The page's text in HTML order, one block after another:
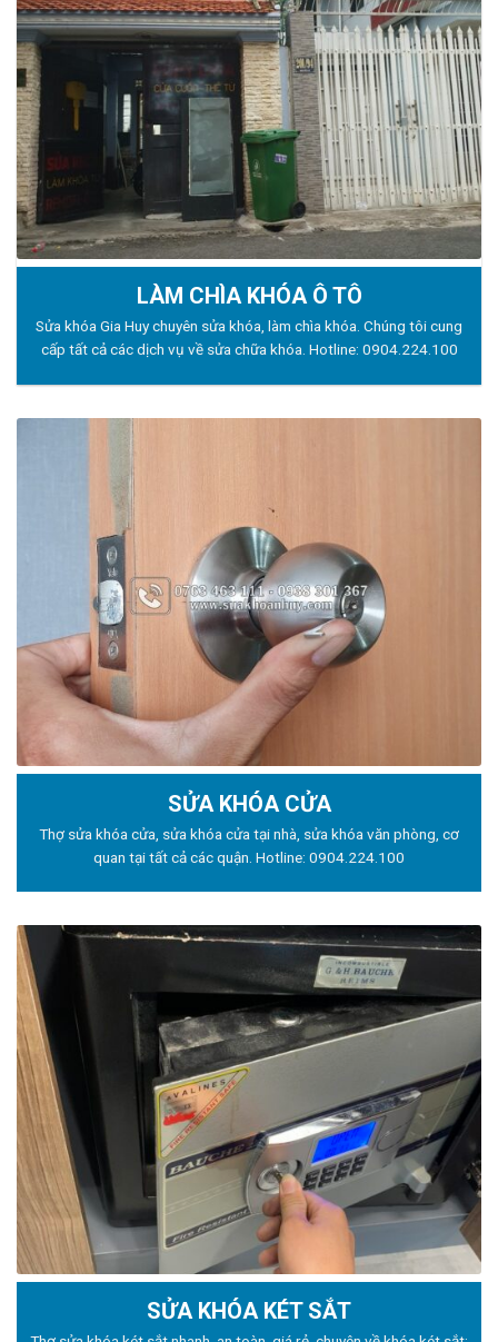
LÀM CHÌA KHÓA Ô TÔ
Sửa khóa Gia Huy chuyên sửa khóa, làm chìa khóa. Chúng tôi cung
cấp tất cả các dịch vụ về sửa chữa khóa. Hotline: 0904.224.100
SỬA KHÓA CỬA
Thợ sửa khóa cửa, sửa khóa cửa tại nhà, sửa khóa văn phòng, cơ
quan tại tất cả các quận. Hotline: 0904.224.100
SỬA KHÓA KÉT SẮT